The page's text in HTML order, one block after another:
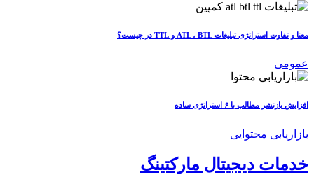
معنا و تفاوت استراتژی تبلیغات ATL ، BTL و TTL در چیست؟
عمومی
افزایش بازنشر مطالب با ۶ استراتژی ساده
بازاریابی محتوایی
خدمات دیجیتال مارکتینگ